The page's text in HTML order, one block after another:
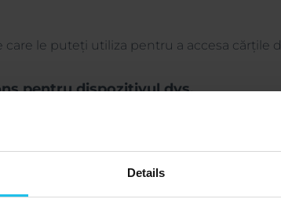
Details
care le puteți utiliza pentru a accesa cărțile
pentru dispozitivul dvs.
să vizitați